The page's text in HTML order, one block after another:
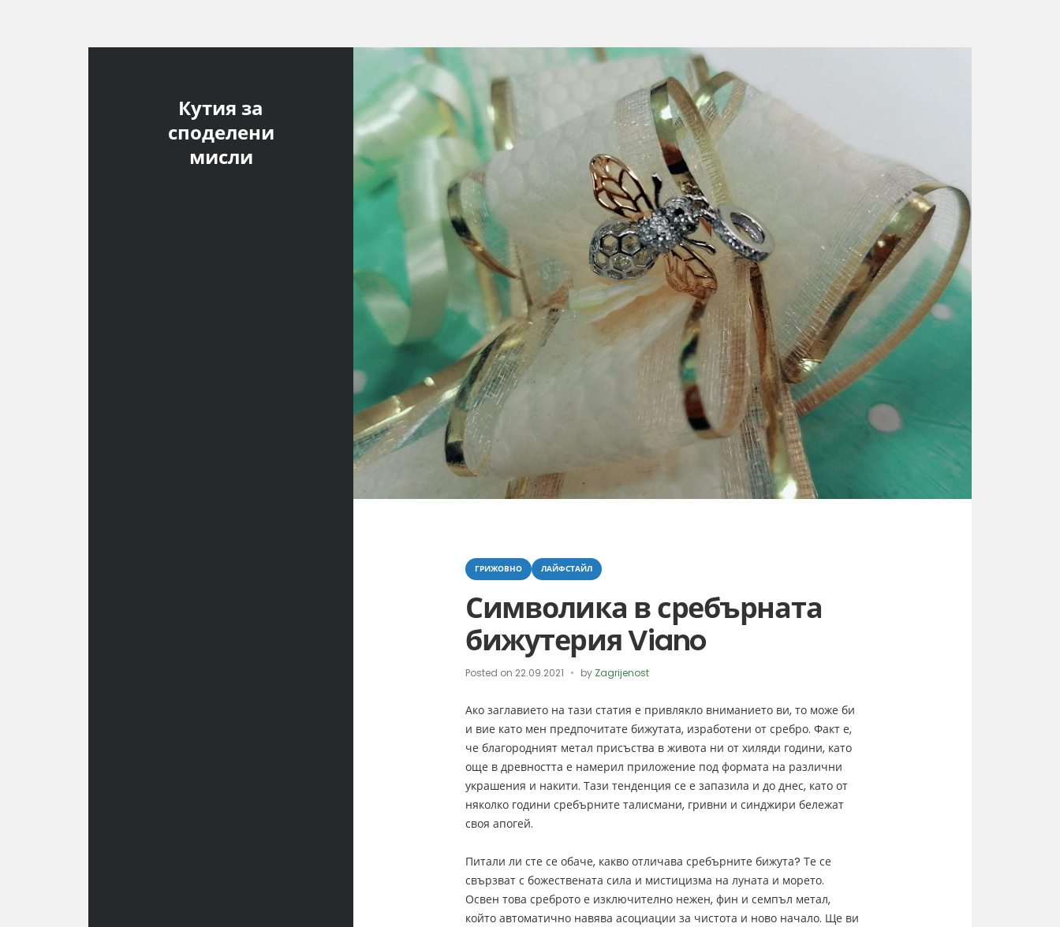
Кутия за
споделени
мисли
Categories
ГРИЖОВНО ЛАЙФСТАЙЛ
Символика в сребърната
бижутерия Viano
Posted on 22.09.2021 by Zagrijenost
Ако заглавието на тази статия е привлякло вниманието ви, то може би
и вие като мен предпочитате бижутата, изработени от сребро. Факт е,
че благородният метал присъства в живота ни от хиляди години, като
още в древността е намерил приложение под формата на различни
украшения и накити. Тази тенденция се е запазила и до днес, като от
няколко години сребърните талисмани, гривни и синджири бележат
своя апогей.
Питали ли сте се обаче, какво отличава сребърните бижута? Те се
свързват с божествената сила и мистицизма на луната и морето.
Освен това среброто е изключително нежен, фин и семпъл метал,
който автоматично навява асоциации за чистота и ново начало. Ще ви